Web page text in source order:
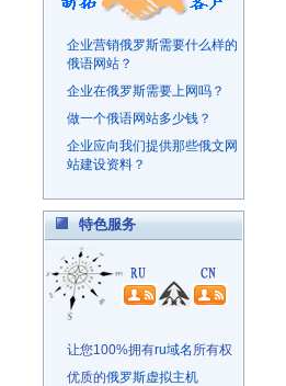
企业营销俄罗斯需要什么样的
俄语网站？
企业在俄罗斯需要上网吗？
做一个俄语网站多少钱？
企业应向我们提供那些俄文网
站建设资料？
特色服务
让您100%拥有ru域名 所有权
优质的俄罗斯虚拟主机